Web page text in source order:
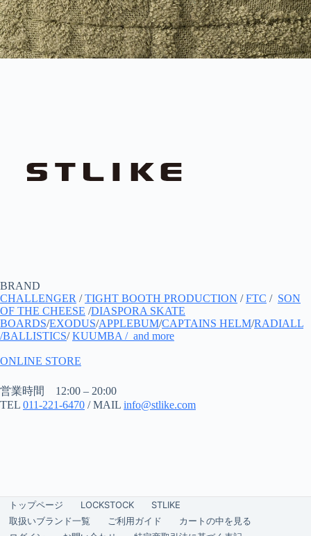
BRAND
CHALLENGER /TIGHT BOOTH PRODUCTION /FTC / SON
OF THE CHEESE /DIASPORA SKATE
BOARDS/EXODUS/APPLEBUM/CAPTAINS HELM/RADIALL
/BALLISTICS/KUUMBA / and more
ONLINE STORE
営業時間 12:00 – 20:00
TEL 011-221-6470 / MAIL info@stlike.com
トップページ LOCKSTOCK
STLIKE
取扱いブランド一覧
ご利用ガイド
カートの中を見る